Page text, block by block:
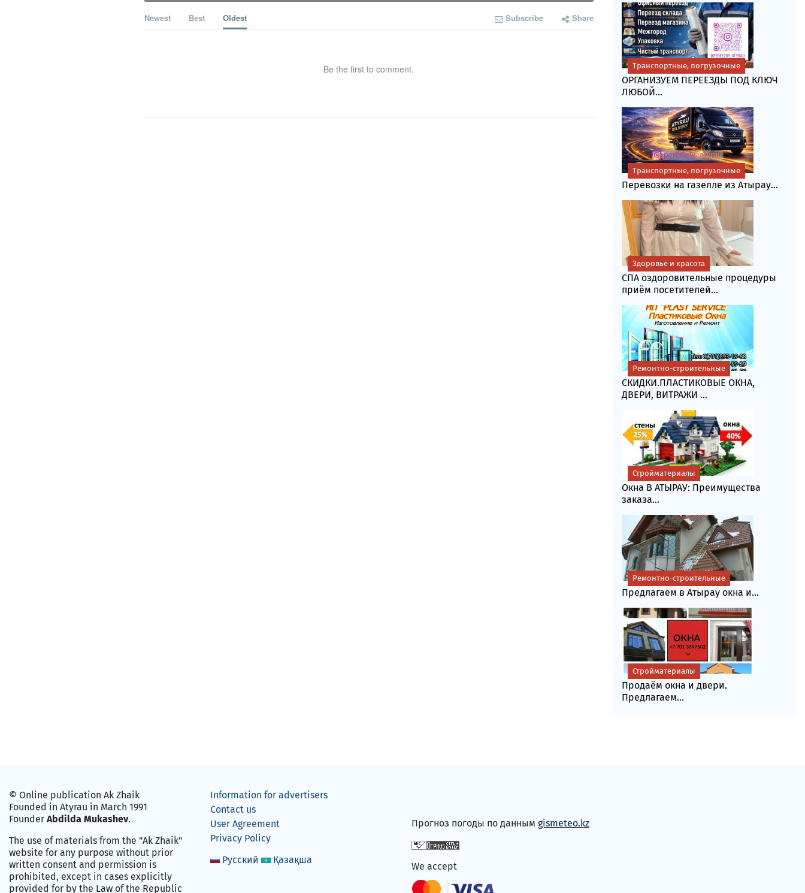
Newest Best Oldest Subscribe Share
Be the first to comment.
ОРГАНИЗУЕМ ПЕРЕЕЗДЫ ПОД КЛЮЧ
ЛЮБОЙ...
Транспортные, погрузочные
Перевозки на газелле из Атырау...
Транспортные, погрузочные
СПА оздоровительные процедуры
приём посетителей...
Здоровье и красота
СКИДКИ.ПЛАСТИКОВЫЕ ОКНА,
ДВЕРИ, ВИТРАЖИ ...
Ремонтно-строительные
Окна В АТЫРАУ: Преимущества
заказа...
Стройматериалы
Предлагаем в Атырау окна и...
Ремонтно-строительные
Продаём окна и двери.
Предлагаем...
Стройматериалы
© Online publication Ak Zhaik
Founded in Atyrau in March 1991
Founder Abdilda Mukashev.
The use of materials from the "Ak Zhaik"
website for any purpose without prior
written consent and permission is
prohibited, except in cases explicitly
provided for by the Law of the Republic
Information for advertisers
Contact us
User Agreement
Privacy Policy
Русский
Қазақша
Прогноз погоды по данным gismeteo.kz
We accept